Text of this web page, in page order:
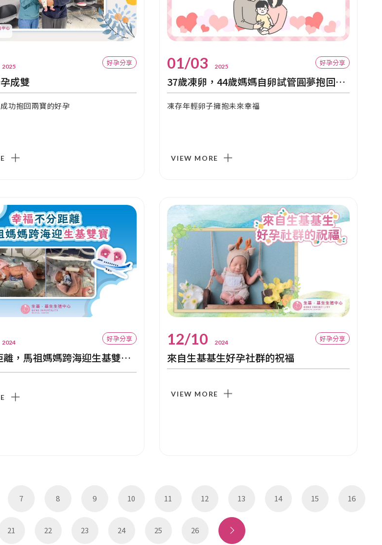
2025 好孕分享
成雙
功抱回兩寶的好孕
01/03 2025 好孕分享
37歲凍卵，44歲媽媽自卵試管圓夢抱回女寶
凍存年輕卵子擁抱未來幸福
VIEW MORE
2024 好孕分享
幸福不分距離，馬祖媽媽跨海迎生基雙寶✈️
12/10 2024 好孕分享
來自生基基生好孕社群的祝福
VIEW MORE
7 8 9 10 11 12 13 14 15 16
21 22 23 24 25 26